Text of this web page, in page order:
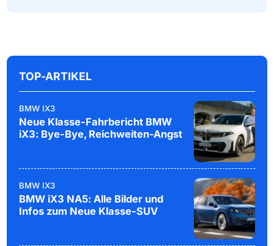
TOP-ARTIKEL
BMW IX3
Neue Klasse-Fahrbericht BMW
iX3: Bye-Bye, Reichweiten-Angst
BMW IX3
BMW iX3 NA5: Alle Bilder und
Infos zum Neue Klasse-SUV